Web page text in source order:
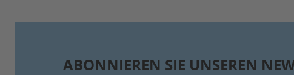
ABONNIEREN SIE UNSEREN